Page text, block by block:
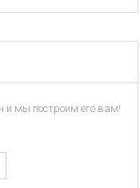
и мы построим его вам!